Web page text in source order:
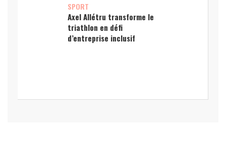
SPORT
Axel Allétru transforme le
triathlon en défi
d’entreprise inclusif